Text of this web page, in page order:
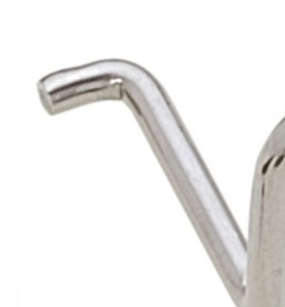
Acquisti in rete pubblica
Assicurazione integrativa